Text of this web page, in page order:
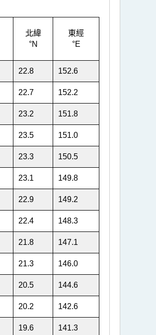
北緯
°N
東經
°E
22.8 152.6
22.7 152.2
23.2 151.8
23.5 151.0
23.3 150.5
23.1 149.8
22.9 149.2
22.4 148.3
21.8 147.1
21.3 146.0
20.5 144.6
20.2 142.6
19.6 141.3